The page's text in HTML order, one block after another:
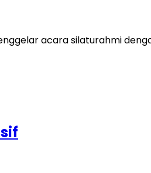
acara silaturahmi